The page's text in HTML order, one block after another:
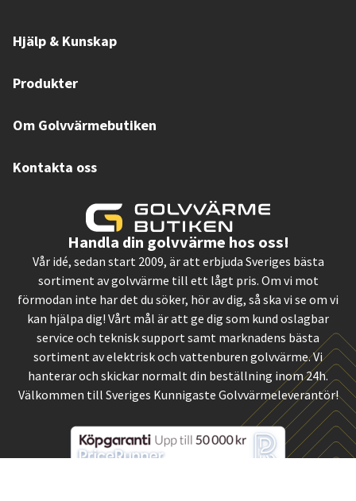
Hjälp & Kunskap
Produkter
Om Golvvärmebutiken
Kontakta oss
Handla din golvvärme hos oss!
Vår idé, sedan start 2009, är att erbjuda Sveriges bästa
sortiment av golvvärme till ett lågt pris. Om vi mot
förmodan inte har det du söker, hör av dig, så ska vi se om vi
kan hjälpa dig! Vårt mål är att ge dig som kund oslagbar
service och teknisk support samt marknadens bästa
sortiment av elektrisk och vattenburen golvvärme. Vi
hanterar och skickar normalt din beställning inom 24h.
Välkommen till Sveriges Kunnigaste Golvvärmeleverantör!